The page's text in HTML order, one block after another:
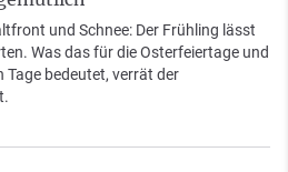
und Schnee: Der Frühling lässt
Was das für die Osterfeiertage und
Tage bedeutet, verrät der